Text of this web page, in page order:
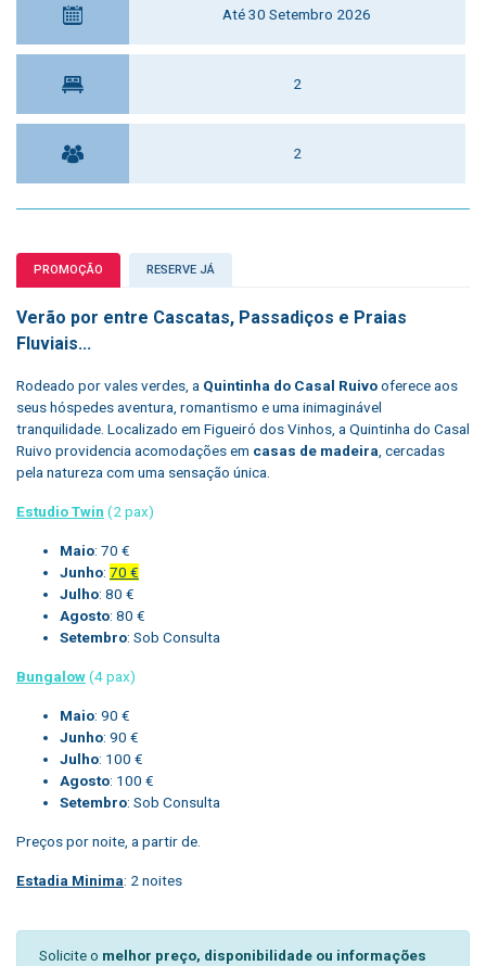
Até 30 Setembro 2026
2
2
PROMOÇÃO RESERVE JÁ
Verão por entre Cascatas, Passadiços e Praias
Fluviais...
Rodeado por vales verdes, a Quintinha do Casal Ruivooferece aos
seus hóspedes aventura, romantismo e uma inimaginável
tranquilidade. Localizado em Figueiró dos Vinhos, a Quintinha do Casal
Ruivo providencia acomodações em casas de madeira, cercadas
pela natureza com uma sensação única.
Estudio Twin (2 pax)
Maio: 70 €
Junho: 70 €
Julho: 80 €
Agosto: 80 €
Setembro: Sob Consulta
Bungalow(4 pax)
Maio: 90 €
Junho: 90 €
Julho: 100 €
Agosto: 100 €
Setembro: Sob Consulta
Preços por noite, a partir de.
Estadia Minima: 2 noites
Solicite o melhor preço, disponibilidade ou informações